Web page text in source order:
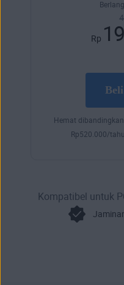
Rp
Hemat
Rp520.000/
Kompatibel untuk